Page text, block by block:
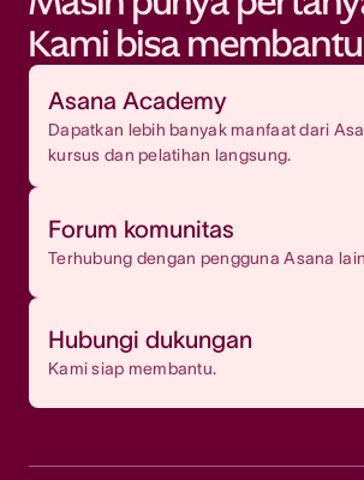
Kami bisa
Asana Academy
Dapatkan lebih banyak manfaat dari
kursus dan pelatihan langsung.
Forum komunitas
Terhubung dengan pengguna Asana
Hubungi dukungan
Kami siap membantu.